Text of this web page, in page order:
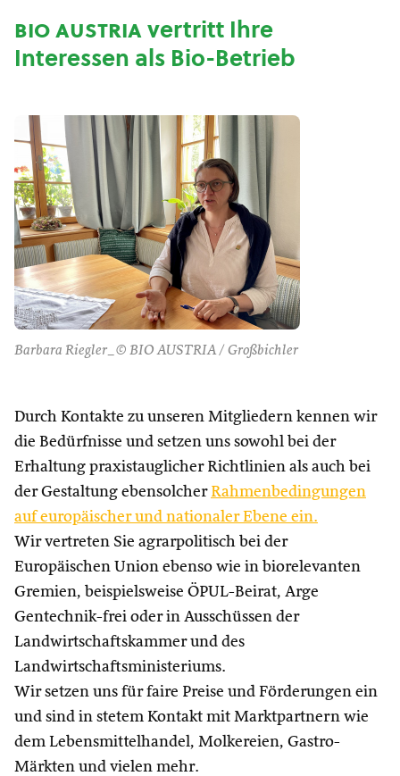
bio austriavertritt Ihre
Interessen als Bio-Betrieb
Barbara Riegler_© BIO AUSTRIA / Großbichler
Durch Kontakte zu unseren Mitgliedern kennen wir
die Bedürfnisse und setzen uns sowohl bei der
Erhaltung praxistauglicher Richtlinien als auch bei
der Gestaltung ebensolcher Rahmenbedingungen
auf europäischer und nationaler Ebene ein.
Wir vertreten Sie agrarpolitisch bei der
Europäischen Union ebenso wie in biorelevanten
Gremien, beispielsweise ÖPUL-Beirat, Arge
Gentechnik-frei oder in Ausschüssen der
Landwirtschaftskammer und des
Landwirtschaftsministeriums.
Wir setzen uns für faire Preise und Förderungen ein
und sind in stetem Kontakt mit Marktpartnern wie
dem Lebensmittelhandel, Molkereien, Gastro-
Märkten und vielen mehr.